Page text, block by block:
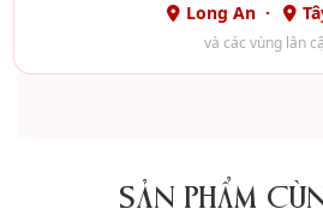
Long An ·
và các vùng lân
SẢN PHẨM